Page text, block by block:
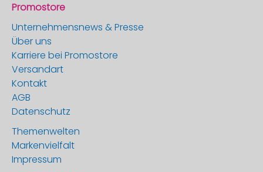
Promostore
Unternehmensnews & Presse
Über uns
Karriere bei Promostore
Versandart
Kontakt
AGB
Datenschutz
Themenwelten
Markenvielfalt
Impressum